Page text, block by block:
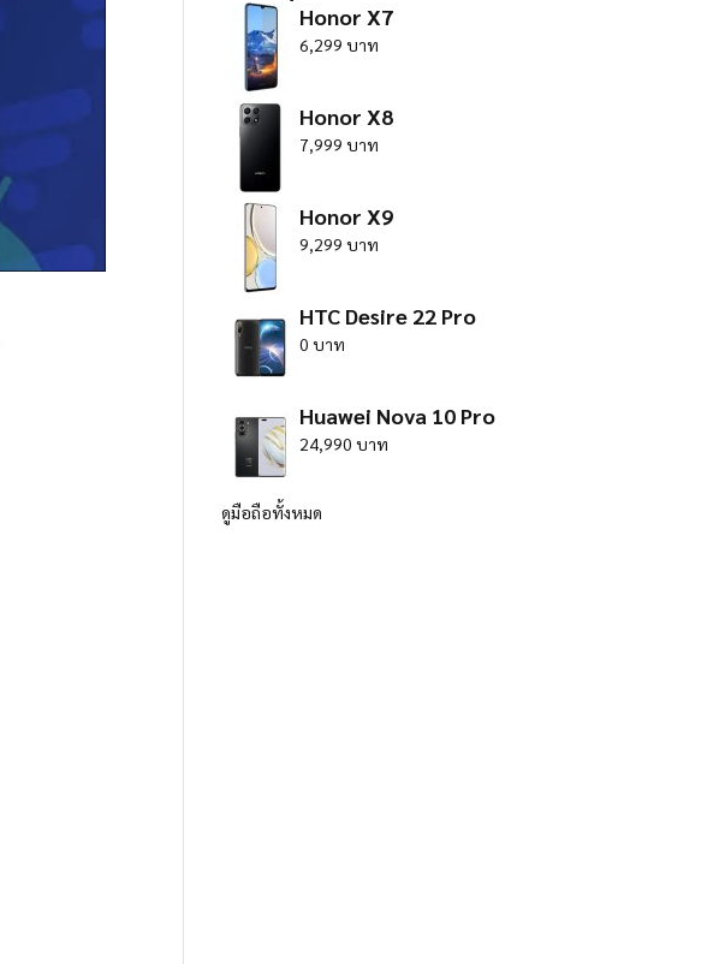
Honor X7
6,299 บาท
Honor X8
7,999 บาท
Honor X9
9,299 บาท
HTC Desire 22 Pro
0 บาท
Huawei Nova 10 Pro
24,990 บาท
ดูมือถือทั้งหมด